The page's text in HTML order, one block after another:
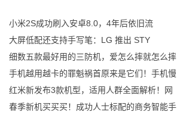
小米2S成功刷入安卓8.0，4年后依旧流
大屏低配还支持手写笔：LG 推出 STY
细数五款最好用的三防机，爱怎么摔就怎么摔
手机越用越卡的罪魁祸首原来是它们！手机慢
红米新发布3款机型，适用人群全面解析！网
春季新机买买买！成功人士标配的商务智能手